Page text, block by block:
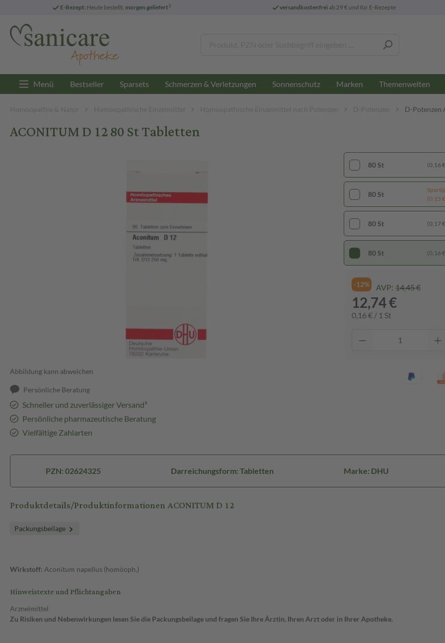
E-Rezept: Heute bestellt, morgen geliefert3 versandkostenfreiab 29 € und für E-Rezepte
Menü Bestseller Sparsets Schmerzen & Verletzungen Sonnenschutz Marken Themenwelten
Homöopathie & Natur Homöopathische Einzelmittel Homöopathische Einzelmittel nach Potenzen D-Potenzen D-Potenzen
ACONITUM D 12 80 St Tabletten
Abbildung kann abweichen
Persönliche Beratung
Schneller und zuverlässiger Versand³
Persönliche pharmazeutische Beratung
Vielfältige Zahlarten
80 St (0,16
80 St
(0,15
80 St (0,17
80 St (0,16
-12% AVP: 14,45 €
12,74 €
0,16 € / 1 St
PZN: 02624325 Darreichungsform: Tabletten Marke: DHU
Produktdetails/Produktinformationen ACONITUM D 12
Packungsbeilage
Wirkstoff: Aconitum napellus (homöoph.)
Hinweistexte und Pflichtangaben
Arzneimittel
Zu Risiken und Nebenwirkungen lesen Sie die Packungsbeilage und fragen Sie Ihre Ärztin, Ihren Arzt oder in Ihrer Apotheke.